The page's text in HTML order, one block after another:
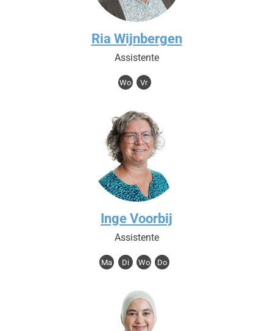
Ria Wijnbergen
Assistente
Wo Vr
Inge Voorbij
Assistente
Ma Di Wo Do